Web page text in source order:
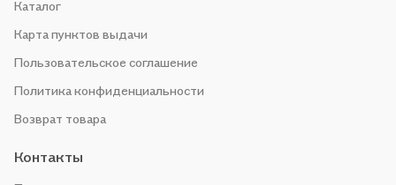
Каталог
Карта пунктов выдачи
Пользовательское соглашение
Политика конфиденциальности
Возврат товара
Контакты